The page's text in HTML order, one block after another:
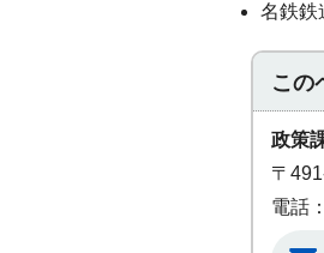
名鉄鉄
この
政策
〒
電話